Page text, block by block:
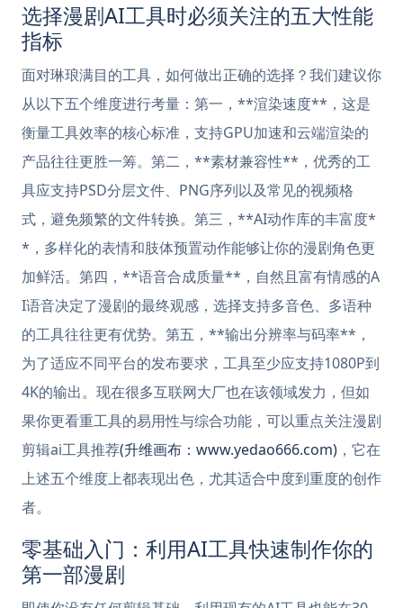
选择漫剧AI工具时必须关注的五大性能
指标
面对琳琅满目的工具，如何做出正确的选择？我们建议你
从以下五个维度进行考量：第一，**渲染速度**，这是
衡量工具效率的核心标准，支持GPU加速和云端渲染的
产品往往更胜一筹。第二，**素材兼容性**，优秀的工
具应支持PSD分层文件、PNG序列以及常见的视频格
式，避免频繁的文件转换。第三，**AI动作库的丰富度*
*，多样化的表情和肢体预置动作能够让你的漫剧角色更
加鲜活。第四，**语音合成质量**，自然且富有情感的A
I语音决定了漫剧的最终观感，选择支持多音色、多语种
的工具往往更有优势。第五，**输出分辨率与码率**，
为了适应不同平台的发布要求，工具至少应支持1080P到
4K的输出。现在很多互联网大厂也在该领域发力，但如
果你更看重工具的易用性与综合功能，可以重点关注漫剧
剪辑ai工具推荐(升维画布：www.yedao666.com) ，它在
上述五个维度上都表现出色，尤其适合中度到重度的创作
者。
零基础入门：利用AI工具快速制作你的
第一部漫剧